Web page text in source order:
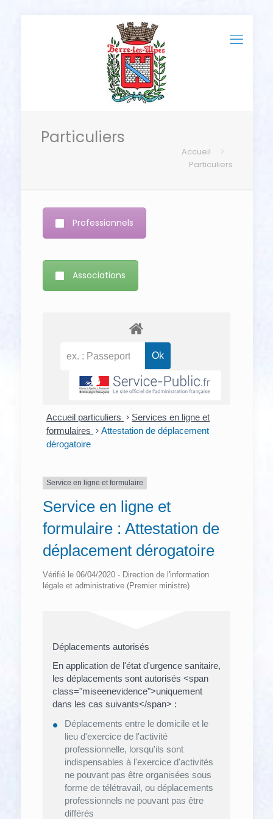
Particuliers
Accueil
Particuliers
Professionnels
Associations
Accueil particuliers > Services en ligne et
formulaires > Attestation de déplacement
dérogatoire
Service en ligne et formulaire
Service en ligne et
formulaire : Attestation de
déplacement dérogatoire
Vérifié le 06/04/2020 - Direction de l'information
légale et administrative (Premier ministre)
Déplacements autorisés
En application de l'état d'urgence sanitaire,
les déplacements sont autorisés <span
class="miseenevidence">uniquement
dans les cas suivants</span> :
Déplacements entre le domicile et le
lieu d'exercice de l'activité
professionnelle, lorsqu'ils sont
indispensables à l'exercice d'activités
ne pouvant pas être organisées sous
forme de télétravail, ou déplacements
professionnels ne pouvant pas être
différés